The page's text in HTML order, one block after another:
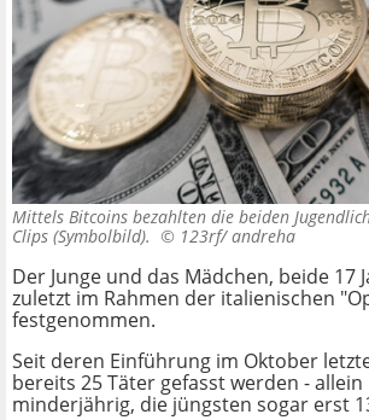
Mittels Bitcoins bezahlten die beiden
Clips (Symbolbild). © 123rf/ andreha
Der Junge und das Mädchen, beide 17
zuletzt im Rahmen der italienischen
festgenommen.
Seit deren Einführung im Oktober
bereits 25 Täter gefasst werden -
minderjährig, die jüngsten sogar erst